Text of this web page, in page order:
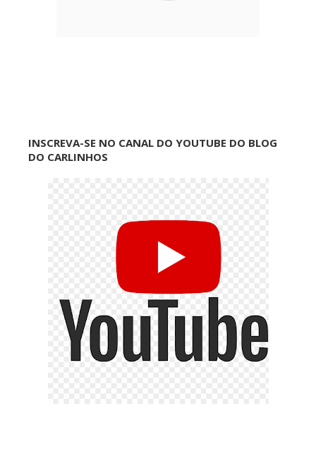
INSCREVA-SE NO CANAL DO YOUTUBE DO BLOG
DO CARLINHOS